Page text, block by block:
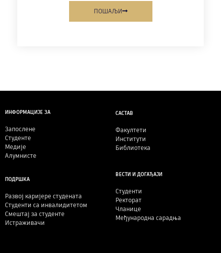
ПОШАЉИ
ИНФОРМАЦИЈЕ ЗА
Запослене
Студенте
Медије
Алумнисте
САСТАВ
Факултети
Институти
Библиотека
ПОДРШКА
Развој каријере студената
Студенти са инвалидитетом
Смештај за студенте
Истраживачи
ВЕСТИ И ДОГАЂАЈИ
Студенти
Ректорат
Чланице
Међународна сарадња